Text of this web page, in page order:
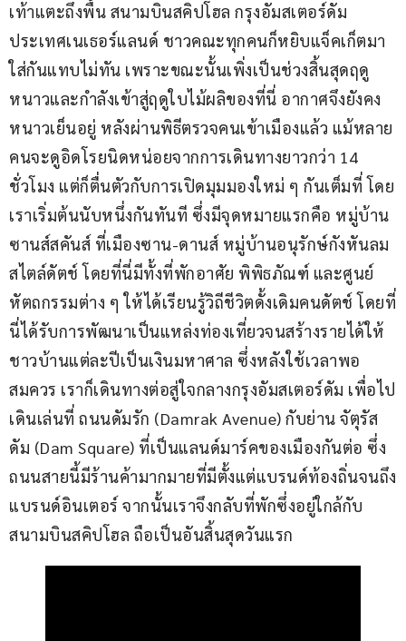
เท้าแตะถึงพื้น สนามบินสคิปโฮล กรุงอัมสเตอร์ดัม
ประเทศเนเธอร์แลนด์ ชาวคณะทุกคนก็หยิบแจ็คเก็ตมา
ใส่กันแทบไม่ทัน เพราะขณะนั้นเพิ่งเป็นช่วงสิ้นสุดฤดู
หนาวและกำลังเข้าสู่ฤดูใบไม้ผลิของที่นี่ อากาศจึงยังคง
หนาวเย็นอยู่ หลังผ่านพิธีตรวจคนเข้าเมืองแล้ว แม้หลาย
คนจะดูอิดโรยนิดหน่อยจากการเดินทางยาวกว่า 14
ชั่วโมง แต่ก็ตื่นตัวกับการเปิดมุมมองใหม่ ๆ กันเต็มที่ โดย
เราเริ่มต้นนับหนึ่งกันทันที ซึ่งมีจุดหมายแรกคือ หมู่บ้าน
ซานส์สคันส์ ที่เมืองซาน-ดานส์ หมู่บ้านอนุรักษ์กังหันลม
สไตล์ดัตช์ โดยที่นี่มีทั้งที่พักอาศัย พิพิธภัณฑ์ และศูนย์
หัตถกรรมต่าง ๆ ให้ได้เรียนรู้วิถีชีวิตดั้งเดิมคนดัตช์ โดยที่
นี่ได้รับการพัฒนาเป็นแหล่งท่องเที่ยวจนสร้างรายได้ให้
ชาวบ้านแต่ละปีเป็นเงินมหาศาล ซึ่งหลังใช้เวลาพอ
สมควร เราก็เดินทางต่อสู่ใจกลางกรุงอัมสเตอร์ดัม เพื่อไป
เดินเล่นที่ ถนนดัมรัก (Damrak Avenue) กับย่าน จัตุรัส
ดัม (Dam Square) ที่เป็นแลนด์มาร์คของเมืองกันต่อ ซึ่ง
ถนนสายนี้มีร้านค้ามากมายที่มีตั้งแต่แบรนด์ท้องถิ่นจนถึง
แบรนด์อินเตอร์ จากนั้นเราจึงกลับที่พักซึ่งอยู่ใกล้กับ
สนามบินสคิปโฮล ถือเป็นอันสิ้นสุดวันแรก